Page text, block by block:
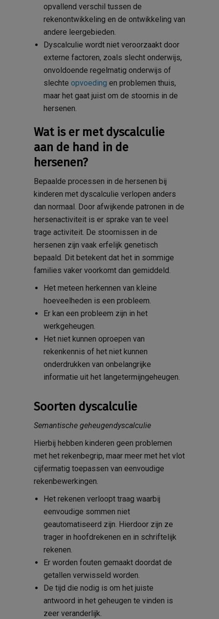
opvallend verschil tussen de
rekenontwikkeling en de ontwikkeling van
andere leergebieden.
Dyscalculie wordt niet veroorzaakt door
externe factoren, zoals slecht onderwijs,
onvoldoende regelmatig onderwijs of
slechte opvoeding en problemen thuis,
maar het gaat juist om de stoornis in de
hersenen.
Wat is er met dyscalculie
aan de hand in de
hersenen?
Bepaalde processen in de hersenen bij
kinderen met dyscalculie verlopen anders
dan normaal. Door afwijkende patronen in de
hersenactiviteit is er sprake van te veel
trage activiteit. De stoornissen in de
hersenen zijn vaak erfelijk genetisch
bepaald. Dit betekent dat het in sommige
families vaker voorkomt dan gemiddeld.
Het meteen herkennen van kleine
hoeveelheden is een probleem.
Er kan een probleem zijn in het
werkgeheugen.
Het niet kunnen oproepen van
rekenkennis of het niet kunnen
onderdrukken van onbelangrijke
informatie uit het langetermijngeheugen.
Soorten dyscalculie
Semantische geheugendyscalculie
Hierbij hebben kinderen geen problemen
met het rekenbegrip, maar meer met het vlot
cijfermatig toepassen van eenvoudige
rekenbewerkingen.
Het rekenen verloopt traag waarbij
eenvoudige sommen niet
geautomatiseerd zijn. Hierdoor zijn ze
trager in hoofdrekenen en in schriftelijk
rekenen.
Er worden fouten gemaakt doordat de
getallen verwisseld worden.
De tijd die nodig is om het juiste
antwoord in het geheugen te vinden is
zeer veranderlijk.